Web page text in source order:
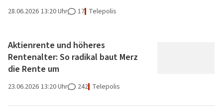
28.06.2026 13:20 Uhr 17 Telepolis
Aktienrente und höheres
Rentenalter: So radikal baut Merz
die Rente um
23.06.2026 13:20 Uhr 242 Telepolis